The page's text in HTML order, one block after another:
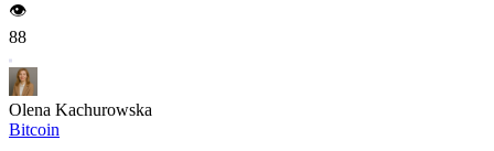
👁️
88
Olena Kachurowska
Bitcoin